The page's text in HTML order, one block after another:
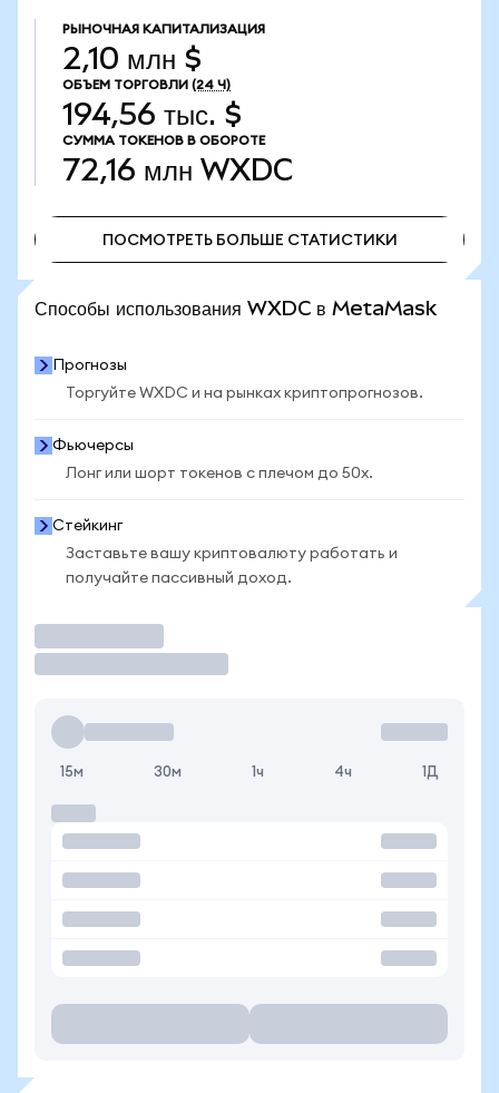
РЫНОЧНАЯ КАПИТАЛИЗАЦИЯ
2,10 млн $
ОБЪЕМ ТОРГОВЛИ (24 Ч)
194,56 тыс. $
СУММА ТОКЕНОВ В ОБОРОТЕ
72,16 млн WXDC
ПОСМОТРЕТЬ БОЛЬШЕ СТАТИСТИКИ
Способы использования WXDC в MetaMask
Прогнозы
Торгуйте WXDC и на рынках криптопрогнозов.
Фьючерсы
Лонг или шорт токенов с плечом до 50x.
Стейкинг
Заставьте вашу криптовалюту работать и
получайте пассивный доход.
15м 30м 1ч 4ч 1Д